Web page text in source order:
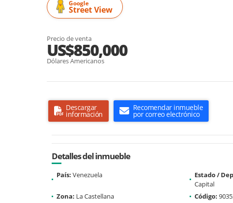
Google
Street View
Precio de venta
US$850,000
Dólares Americanos
Descargar
información
Recomendar inmueble
por correo electrónico
Detalles del inmueble
País: Venezuela Estado /
Capital
Zona: La Castellana Código: